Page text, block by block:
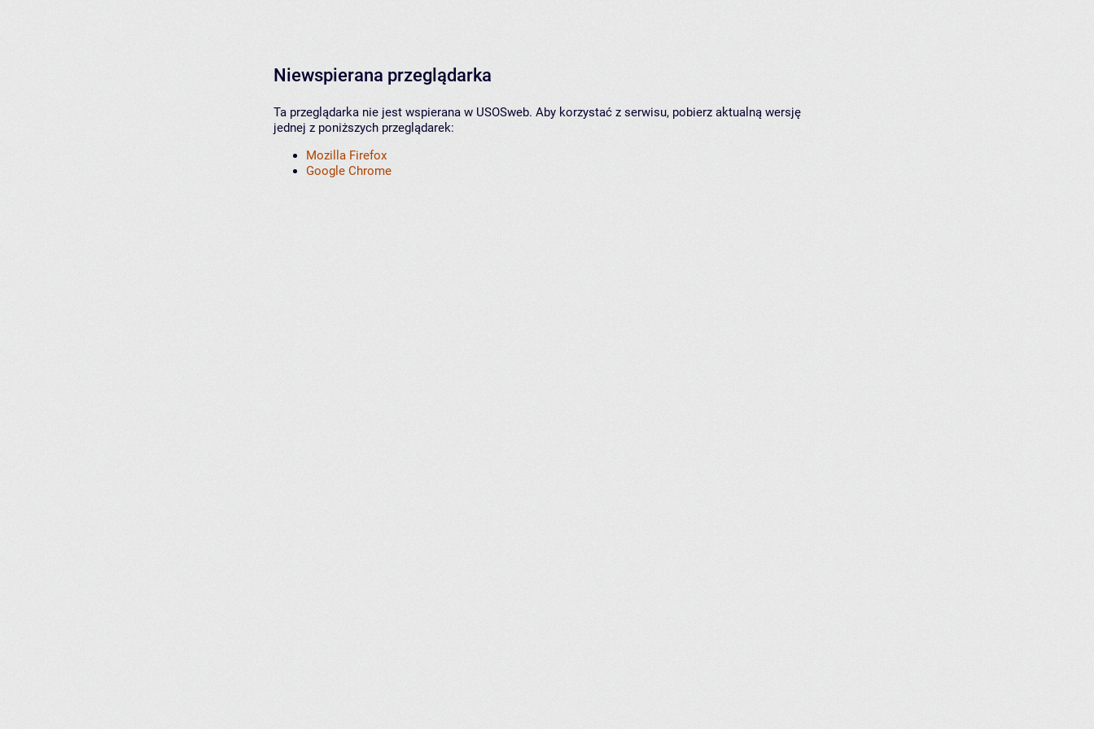
Niewspierana przeglądarka
Ta przeglądarka nie jest wspierana w USOSweb. Aby korzystać z serwisu, pobierz aktualną wersję
jednej z poniższych przeglądarek:
Mozilla Firefox
Google Chrome